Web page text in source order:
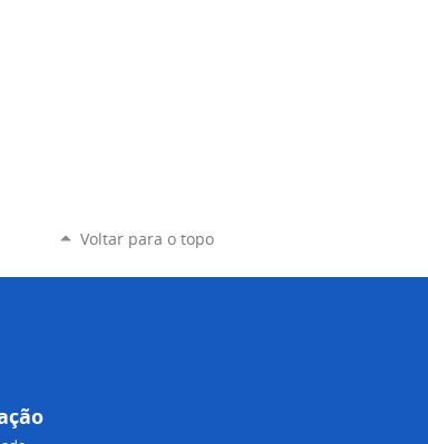
Voltar para o topo